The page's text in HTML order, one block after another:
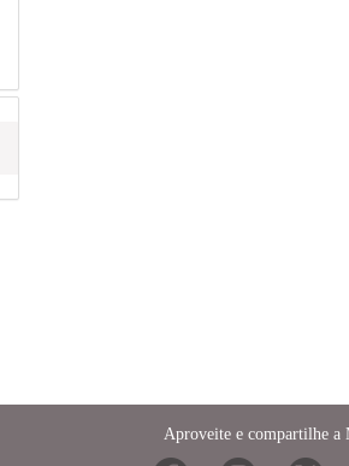
Aproveite e compartilhe a